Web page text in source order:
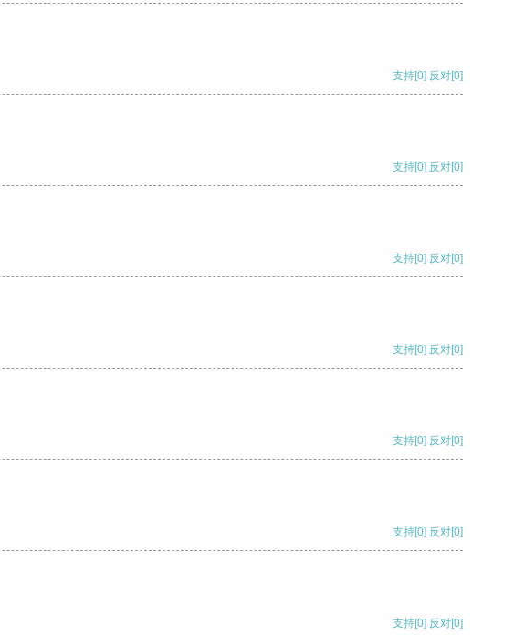
支持[0] 反对[0]
支持[0] 反对[0]
支持[0] 反对[0]
支持[0] 反对[0]
支持[0] 反对[0]
支持[0] 反对[0]
支持[0] 反对[0]